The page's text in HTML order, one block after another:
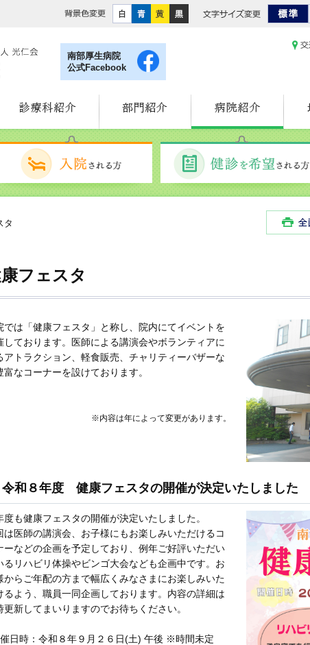
南部厚生病院
公式Facebook
タ
フェスタ
では「健康フェスタ」と称し、院内にてイベントを
しております。医師による講演会やボランティアに
アトラクション、軽食販売、チャリティーバザーな
富なコーナーを設けております。
※内容は年によって変更があります。
令和８年度 健康フェスタの開催が決定いたしました
度も健康フェスタの開催が決定いたしました。
は医師の講演会、お子様にもお楽しみいただけるコ
ーなどの企画を予定しており、例年ご好評いただい
るリハビリ体操やビンゴ大会なども企画中です。お
からご年配の方まで幅広くみなさまにお楽しみいた
るよう、職員一同企画しております。内容の詳細は
更新してまいりますのでお待ちください。
日時：令和８年９月２６日(土) 午後 ※時間未定